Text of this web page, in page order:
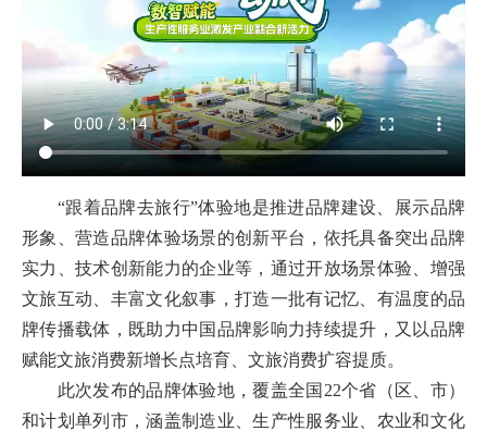
“跟着品牌去旅行”体验地是推进品牌建设、展示品牌
形象、营造品牌体验场景的创新平台，依托具备突出品牌
实力、技术创新能力的企业等，通过开放场景体验、增强
文旅互动、丰富文化叙事，打造一批有记忆、有温度的品
牌传播载体，既助力中国品牌影响力持续提升，又以品牌
赋能文旅消费新增长点培育、文旅消费扩容提质。
此次发布的品牌体验地，覆盖全国22个省（区、市）
和计划单列市，涵盖制造业、生产性服务业、农业和文化